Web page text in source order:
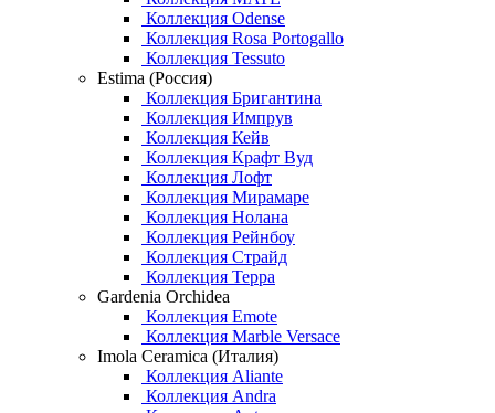
Коллекция Odense
Коллекция Rosa Portogallo
Коллекция Tessuto
Estima (Россия)
Коллекция Бригантина
Коллекция Импрув
Коллекция Кейв
Коллекция Крафт Вуд
Коллекция Лофт
Коллекция Мирамаре
Коллекция Нолана
Коллекция Рейнбоу
Коллекция Страйд
Коллекция Терра
Gardenia Orchidea
Коллекция Emote
Коллекция Marble Versace
Imola Ceramica (Италия)
Коллекция Aliante
Коллекция Andra